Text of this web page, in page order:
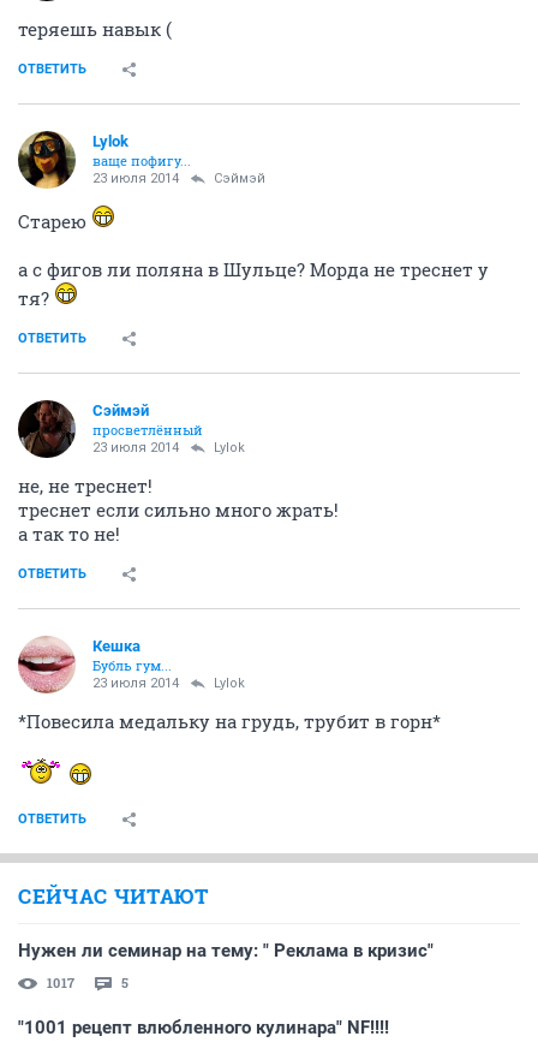
теряешь навык (
ОТВЕТИТЬ
Lylok
ваще пофигу...
23 июля 2014 Сэймэй
Старею
а с фигов ли поляна в Шульце? Морда не треснет у
тя?
ОТВЕТИТЬ
Сэймэй
просветлённый
23 июля 2014 Lylok
не, не треснет!
треснет если сильно много жрать!
а так то не!
ОТВЕТИТЬ
Кешка
Бубль гум...
23 июля 2014 Lylok
*Повесила медальку на грудь, трубит в горн*
ОТВЕТИТЬ
СЕЙЧАС ЧИТАЮТ
Нужен ли семинар на тему: " Реклама в кризис"
1017 5
"1001 рецепт влюбленного кулинара" NF!!!!